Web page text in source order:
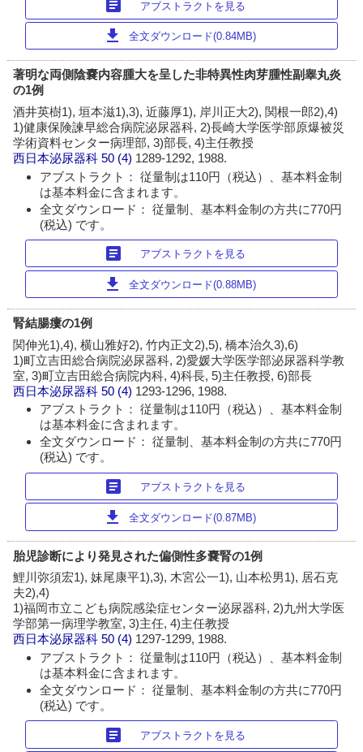
article アブストラクトを見る
download 全文ダウンロード(0.84MB)
著明な両側陰嚢内容腫大を呈した非特異性肉芽腫性副睾丸炎
の1例
酒井英樹1), 垣本滋1),3), 近藤厚1), 岸川正大2), 関根一郎2),4)
1)健康保険諫早総合病院泌尿器科, 2)長崎大学医学部原爆被災
学術資料センター病理部, 3)部長, 4)主任教授
西日本泌尿器科 50 (4) 1289-1292, 1988.
アブストラクト： 従量制は110円（税込）、基本料金制
は基本料金に含まれます。
全文ダウンロード： 従量制、基本料金制の方共に770円
(税込) です。
article アブストラクトを見る
download 全文ダウンロード(0.88MB)
腎結腸瘻の1例
関伸光1),4), 横山雅好2), 竹内正文2),5), 橋本治久3),6)
1)町立吉田総合病院泌尿器科, 2)愛媛大学医学部泌尿器科学教
室, 3)町立吉田総合病院内科, 4)科長, 5)主任教授, 6)部長
西日本泌尿器科 50 (4) 1293-1296, 1988.
アブストラクト： 従量制は110円（税込）、基本料金制
は基本料金に含まれます。
全文ダウンロード： 従量制、基本料金制の方共に770円
(税込) です。
article アブストラクトを見る
download 全文ダウンロード(0.87MB)
胎児診断により発見された偏側性多嚢腎の1例
鯉川弥須宏1), 妹尾康平1),3), 木宮公一1), 山本松男1), 居石克
夫2),4)
1)福岡市立こども病院感染症センター泌尿器科, 2)九州大学医
学部第一病理学教室, 3)主任, 4)主任教授
西日本泌尿器科 50 (4) 1297-1299, 1988.
アブストラクト： 従量制は110円（税込）、基本料金制
は基本料金に含まれます。
全文ダウンロード： 従量制、基本料金制の方共に770円
(税込) です。
article アブストラクトを見る